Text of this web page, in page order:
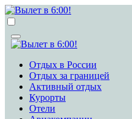
Перейти
к
Генеральный директор:
Учредитель ООО "Клуб
Генеральный директор:
info@gosrf.ru +7 (495) 920-51-
Отдых в России
Отдых за границей
Активный отдых
Курорты
Отели